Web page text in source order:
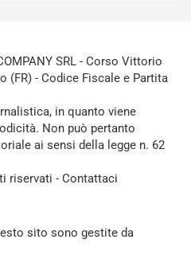
SRL - Corso Vittorio
(FR) - Codice Fiscale e Partita
in quanto viene
Non può pertanto
ai sensi della legge n. 62
riservati - Contattaci
sito sono gestite da